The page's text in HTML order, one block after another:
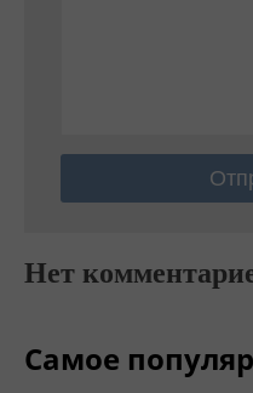
Нет
Самое